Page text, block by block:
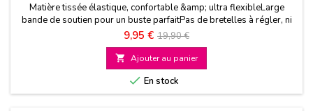
Matière tissée élastique, confortable &amp; ultra flexibleLarge
bande de soutien pour un buste parfaitPas de bretelles à régler, ni
d'armaturesConception sans coutureDisponible en taille S
uniquement
Prix
9,95 € Prix
de
base
19,90 €
 Ajouter au panier
 En stock